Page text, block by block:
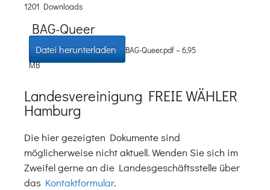
1201 Downloads
BAG-Queer
Datei herunterladen
BAG-Queer.pdf – 6,95
MB
Landesvereinigung FREIE WÄHLER
Hamburg
Die hier gezeigten Dokumente sind
möglicherweise nicht aktuell. Wenden Sie sich im
Zweifel gerne an die Landesgeschäftsstelle über
das Kontaktformular.